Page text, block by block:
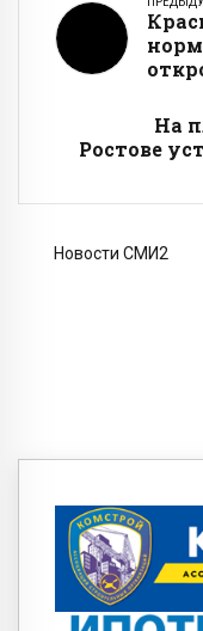
На
Ростове
Новости СМИ2